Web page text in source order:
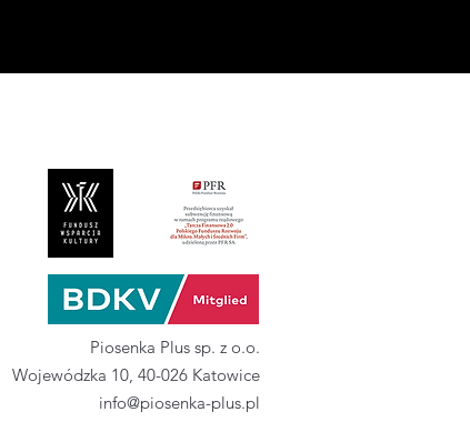
Piosenka Plus sp. z o.o.
Wojewódzka 10, 40-026 Katowice
info@piosenka-plus.pl